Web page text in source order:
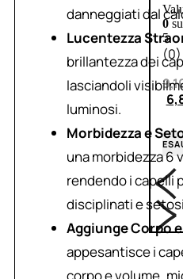
0su
5
(0)
danneggiati dal
Lucentezza
brillantezza dei
lasciandoli
luminosi.
Morbidezza e
una morbidezza 6
rendendo i capelli
disciplinati e
Aggiunge Corpo
appesantisce i
corpo e volume,